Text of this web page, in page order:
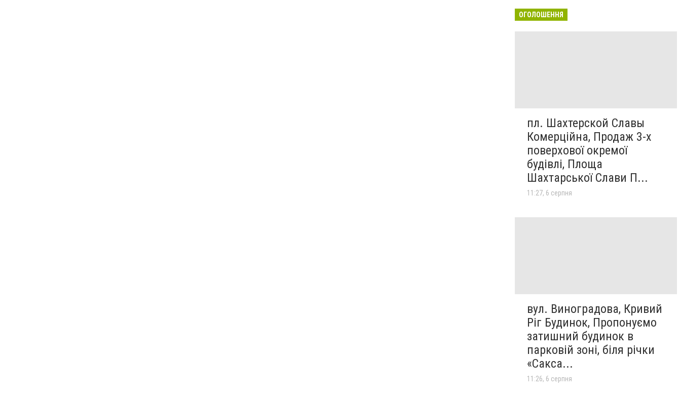
ОГОЛОШЕННЯ
пл. Шахтерской Славы
Комерційна, Продаж 3-х
поверхової окремої
будівлі, Площа
Шахтарської Слави П...
11:27, 6 серпня
вул. Виноградова, Кривий
Ріг Будинок, Пропонуємо
затишний будинок в
парковій зоні, біля річки
«Сакса...
11:26, 6 серпня